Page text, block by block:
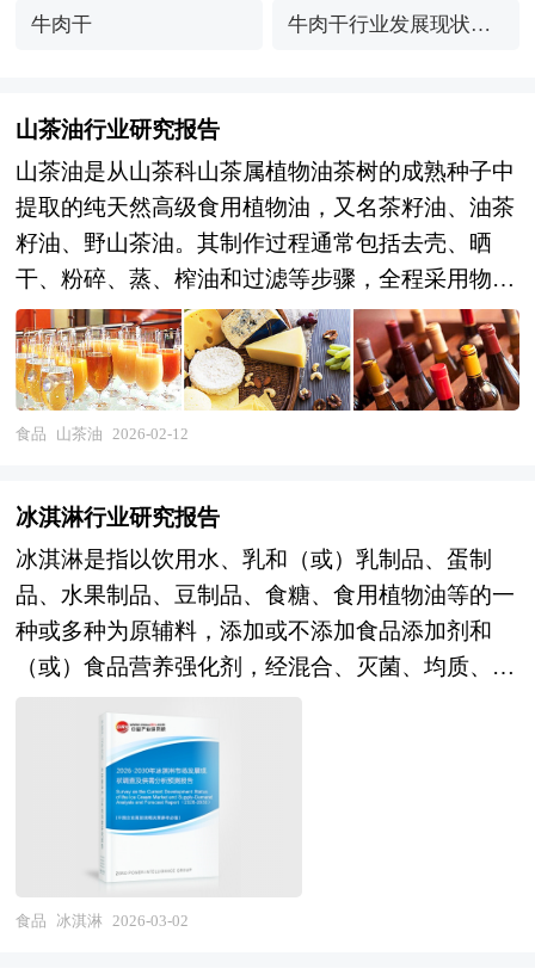
牛肉干 牛肉干行业发展现状与
山茶油行业研究报告
山茶油是从山茶科山茶属植物油茶树的成熟种子中
提取的纯天然高级食用植物油，又名茶籽油、油茶
籽油、野山茶油。其制作过程通常包括去壳、晒
干、粉碎、蒸、榨油和过滤等步骤，全程采用物理
方法，确保产品的天然纯净。山茶油色泽金黄或浅
黄，品质纯净，澄清透明，气味清香，味道纯正，
是中国特有的传统食用植物油，素有“油王”和“东
方橄榄油”的美誉。 山茶油富含不饱和脂肪酸，尤
肪酸有助于降低血液中坏胆固醇水平，预防心血管
疾病，对维护人体健康具有重要作用。同时，山茶
油还含有丰富的维生素E、茶多酚、角鲨烯等生物
活性成分，这些成分具有抗氧化、延缓衰老、增强
免疫力等功效。 本研究咨询报告由中研普华咨询
公司领衔撰写，在大量周密的市场调研基础上，主
要依据了国家统计局、国家商务部、国家发改委、
国家经济信息中心、国务院发展研究中心、国家海
关总署、全国商业信息中心、中国经济景气监测中
心、中国行业研究网、国内外相关报刊杂志的基础
信息以及山茶油专业研究单位等公布和提供的大量
资料。对我国山茶油的行业现状、市场各类经营指
食品 山茶油 2026-02-12
冰淇淋行业研究报告
冰淇淋是指以饮用水、乳和（或）乳制品、蛋制
品、水果制品、豆制品、食糖、食用植物油等的一
种或多种为原辅料，添加或不添加食品添加剂和
（或）食品营养强化剂，经混合、灭菌、均质、老
品，是乳制品行业与休闲食品产业交叉的重要细分
赛道。其产业范畴涵盖传统冰淇淋（硬冰淇淋、软
冰淇淋）、雪糕、雪泥、冰棍、食用冰及近年兴起
的植物基冰淇淋、功能性冰淇淋、手工冰淇淋、文
创冰淇淋等创新品类，涉及食品科学、冷链物流、
品牌营销、工业设计等多学科交叉融合，具有季节
食品 冰淇淋 2026-03-02